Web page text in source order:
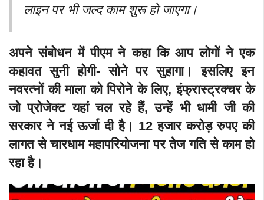
लाइन पर भी जल्द काम शुरू हो जाएगा।
अपने संबोधन में पीएम ने कहा कि आप लोगों ने एक
कहावत सुनी होगी- सोने पर सुहागा। इसलिए इन
नवरत्नों की माला को पिरोने के लिए, इंफ्रास्ट्रक्चर के
जो प्रोजेक्ट यहां चल रहे हैं, उन्हें भी धामी जी की
सरकार ने नई ऊर्जा दी है। 12 हजार करोड़ रुपए की
लागत से चारधाम महापरियोजना पर तेज गति से काम हो
रहा है।